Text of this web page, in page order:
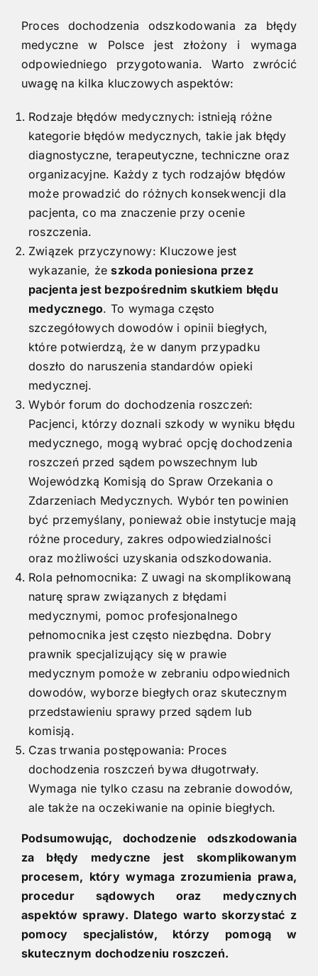
Proces dochodzenia odszkodowania za błędy
medyczne w Polsce jest złożony i wymaga
odpowiedniego przygotowania. Warto zwrócić
uwagę na kilka kluczowych aspektów:
Rodzaje błędów medycznych: istnieją różne
kategorie błędów medycznych, takie jak błędy
diagnostyczne, terapeutyczne, techniczne oraz
organizacyjne. Każdy z tych rodzajów błędów
może prowadzić do różnych konsekwencji dla
pacjenta, co ma znaczenie przy ocenie
roszczenia.
Związek przyczynowy: Kluczowe jest
wykazanie, żeszkoda poniesiona przez
pacjenta jest bezpośrednim skutkiem błędu
medycznego. To wymaga często
szczegółowych dowodów i opinii biegłych,
które potwierdzą, że w danym przypadku
doszło do naruszenia standardów opieki
medycznej.
Wybór forum do dochodzenia roszczeń:
Pacjenci, którzy doznali szkody w wyniku błędu
medycznego, mogą wybrać opcję dochodzenia
roszczeń przed sądem powszechnym lub
Wojewódzką Komisją do Spraw Orzekania o
Zdarzeniach Medycznych. Wybór ten powinien
być przemyślany, ponieważ obie instytucje mają
różne procedury, zakres odpowiedzialności
oraz możliwości uzyskania odszkodowania.
Rola pełnomocnika: Z uwagi na skomplikowaną
naturę spraw związanych z błędami
medycznymi, pomoc profesjonalnego
pełnomocnika jest często niezbędna. Dobry
prawnik specjalizujący się w prawie
medycznym pomoże w zebraniu odpowiednich
dowodów, wyborze biegłych oraz skutecznym
przedstawieniu sprawy przed sądem lub
komisją.
Czas trwania postępowania: Proces
dochodzenia roszczeń bywa długotrwały.
Wymaga nie tylko czasu na zebranie dowodów,
ale także na oczekiwanie na opinie biegłych.
Podsumowując, dochodzenie odszkodowania
za błędy medyczne jest skomplikowanym
procesem, który wymaga zrozumienia prawa,
procedur sądowych oraz medycznych
aspektów sprawy. Dlatego warto skorzystać z
pomocy specjalistów, którzy pomogą w
skutecznym dochodzeniu roszczeń.